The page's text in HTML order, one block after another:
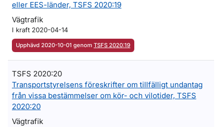
eller EES-länder, TSFS 2020:19
Vägtrafik
I kraft 2020-04-14
Upphävd 2020-10-01 genom TSFS 2020:19
TSFS 2020:20
Transportstyrelsens föreskrifter om tillfälligt undantag
från vissa bestämmelser om kör- och vilotider, TSFS
2020:20
Vägtrafik